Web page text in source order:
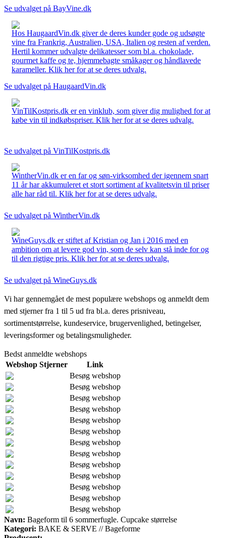
Se udvalget på BayVine.dk
Hos HaugaardVin.dk giver de deres kunder gode og udsøgte
vine fra Frankrig, Australien, USA, Italien og resten af verden.
Hertil kommer udvalgte delikatesser som bl.a. chokolade,
gourmet kaffe og te, hjemmebagte småkager og håndlavede
karameller. Klik her for at se deres udvalg.
Se udvalget på HaugaardVin.dk
VinTilKostpris.dk er en vinklub, som giver dig mulighed for at
købe vin til indkøbspriser. Klik her for at se deres udvalg.
Se udvalget på VinTilKostpris.dk
WintherVin.dk er en far og søn-virksomhed der igennem snart
11 år har akkumuleret et stort sortiment af kvalitetsvin til priser
alle har råd til. Klik her for at se deres udvalg.
Se udvalget på WintherVin.dk
WineGuys.dk er stiftet af Kristian og Jan i 2016 med en
ambition om at levere god vin, som de selv kan stå inde for og
til den rigtige pris. Klik her for at se deres udvalg.
Se udvalget på WineGuys.dk
Vi har gennemgået de mest populære webshops og anmeldt dem
med stjerner fra 1 til 5 ud fra bl.a. deres prisniveau,
sortimentstørrelse, kundeservice, brugervenlighed, betingelser,
leveringsformer og betalingsmuligheder.
Bedst anmeldte webshops
Webshop Stjerner
Link
Besøg webshop
Besøg webshop
Besøg webshop
Besøg webshop
Besøg webshop
Besøg webshop
Besøg webshop
Besøg webshop
Besøg webshop
Besøg webshop
Besøg webshop
Besøg webshop
Besøg webshop
Navn: Bageform til 6 sommerfugle. Cupcake størrelse
Kategori: BAKE & SERVE // Bageforme